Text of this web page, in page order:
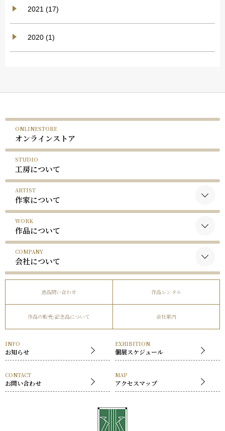
2021 (17)
2020 (1)
ONLINESTORE
オンラインストア
STUDIO
工房について
ARTIST
作家について
黒木国昭について
谷口榮について
略歴
受賞歴
WORK
作品について
黒木国昭の作品
谷口榮の作品
COMPANY
会社について
社長挨拶
逸品問い合わせ 作品レンタル
作品の販売/記念品について 会社案内
INFO
お知らせ
EXHIBITION
個展スケジュール
CONTACT
お問い合わせ
MAP
アクセスマップ